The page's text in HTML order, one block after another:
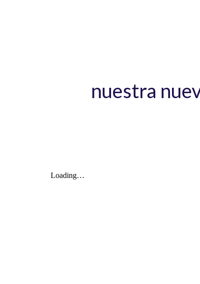
nuestra